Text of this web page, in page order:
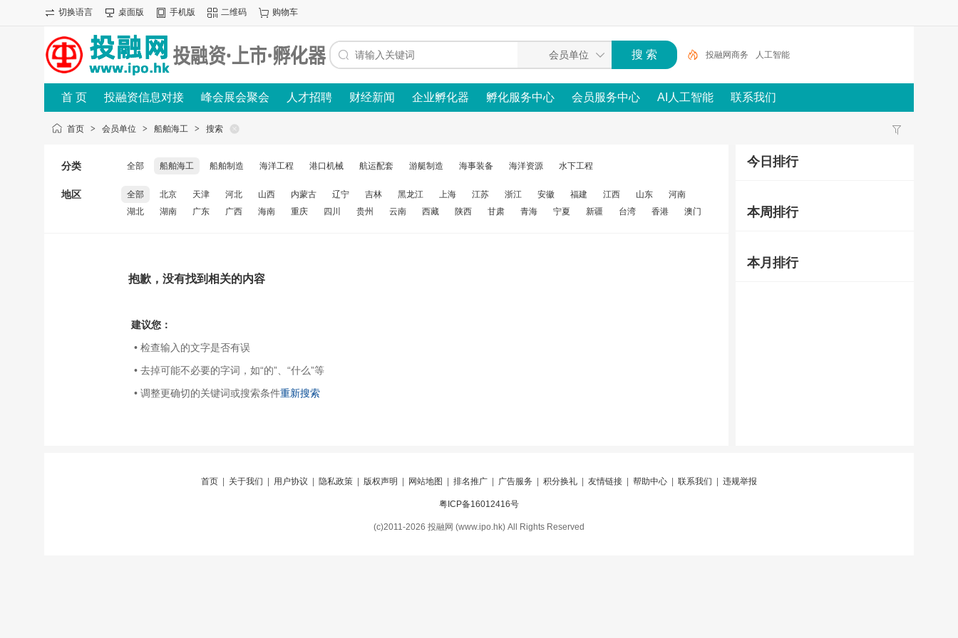
切换语言 桌面版 手机版 二维码 购物车
投融网商务 人工智能
首 页 投融资信息对接 峰会展会聚会 人才招聘 财经新闻 企业孵化器 孵化服务中心 会员服务中心 AI人工智能 联系我们
首页 > 会员单位 > 船舶海工 > 搜索
分类 全部 船舶海工 船舶制造 海洋工程 港口机械 航运配套 游艇制造 海事装备 海洋资源 水下工程
地区 全部 北京 天津 河北 山西 内蒙古 辽宁 吉林 黑龙江 上海 江苏 浙江 安徽 福建 江西 山东
河南
湖北
湖南 广东 广西 海南 重庆 四川 贵州 云南 西藏 陕西 甘肃 青海 宁夏 新疆 台湾 香港 澳门
抱歉，没有找到相关的内容
建议您：
• 检查输入的文字是否有误
• 去掉可能不必要的字词，如“的”、“什么”等
• 调整更确切的关键词或搜索条件重新搜索
今日排行
本周排行
本月排行
首页 关于我们 用户协议 隐私政策 版权声明 网站地图 排名推广 广告服务 积分换礼 友情链接 帮助中心 联系我们 违规举报
粤ICP备16012416号
(c)2011-2026 投融网 (www.ipo.hk) All Rights Reserved